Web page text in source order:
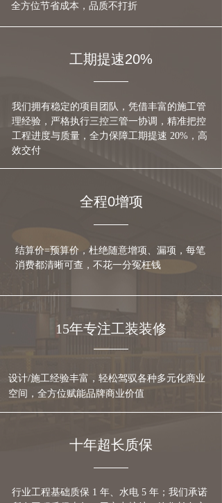
全方位节省成本，品质不打折
工期提速20%
我们拥有稳定的项目团队，凭借丰富的施工管
理经验，严格执行三控三管一协调，精准把控
工程进度与质量，全力保障工期提速 20%，高
效交付
全程0增项
结算价=预算价，杜绝随意增项、漏项，每笔
消费都清晰可查，不花一分冤枉钱
行业工程基础质保 1 年、水电 5 年；我们承诺
十年超长质保
15年专注工装装修
设计/施工经验丰富，轻松驾驭各种多元化商业
空间，全方位赋能品牌商业价值